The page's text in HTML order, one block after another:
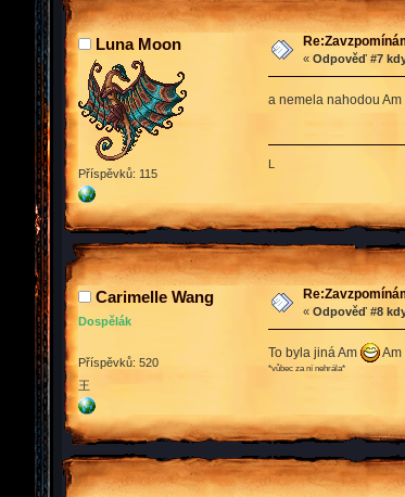
Luna Moon
Příspěvků: 115
« Odpověď #7
a nemela nahodou
L
Carimelle Wang
Dospělák
Příspěvků: 520
王
« Odpověď #8
To byla jiná Am Am
*vůbec za ní nehrála*